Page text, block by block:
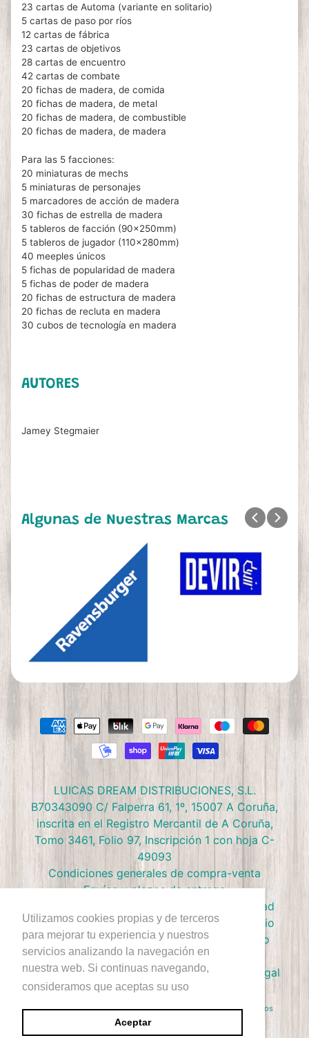
Utilizamos cookies propias y de terceros
para mejorar tu experiencia y nuestros
servicios analizando la navegación en
nuestra web. Si continuas navegando,
consideramos que aceptas su uso
Aceptar
23 cartas de Automa (variante en solitario)
5 cartas de paso por ríos
12 cartas de fábrica
23 cartas de objetivos
28 cartas de encuentro
42 cartas de combate
20 fichas de madera, de comida
20 fichas de madera, de metal
20 fichas de madera, de combustible
20 fichas de madera, de madera
Para las 5 facciones:
20 miniaturas de mechs
5 miniaturas de personajes
5 marcadores de acción de madera
30 fichas de estrella de madera
5 tableros de facción (90x250mm)
5 tableros de jugador (110x280mm)
40 meeples únicos
5 fichas de popularidad de madera
5 fichas de poder de madera
20 fichas de estructura de madera
20 fichas de recluta en madera
30 cubos de tecnología en madera
AUTORES
Jamey Stegmaier
Algunas de Nuestras Marcas
LUICAS DREAM DISTRIBUCIONES, S.L.
B70343090 C/ Falperra 61, 1º, 15007 A Coruña,
inscrita en el Registro Mercantil de A Coruña,
Tomo 3461, Folio 97, Inscripción 1 con hoja C-
49093
Condiciones generales de compra-venta
Envíos y plazos de entrega
Política de privacidad
Política de devolución
Términos de Servicio
Política de Cookies
Política de reembolso
Condiciones Club Doctor Panush
Ejercer derecho de desestimiento
Aviso Legal
Derecho de Autor © 2026Doctor Panush. Reservados todos los
derechos.
Sitio diseñado por Rawsterne